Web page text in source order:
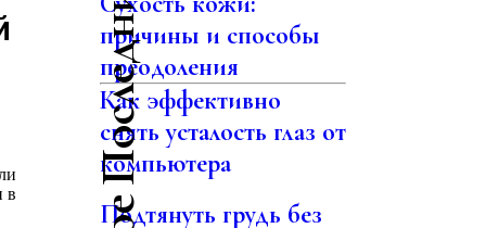
в
причины и способы
преодоления
Как эффективно
снять усталость глаз от
компьютера
Подтянуть грудь без